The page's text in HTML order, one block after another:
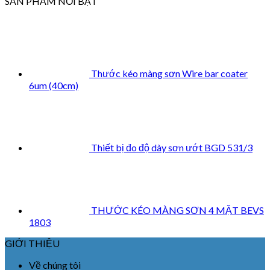
Thước kéo màng sơn Wire bar coater
6um (40cm)
Thiết bị đo độ dày sơn ướt BGD 531/3
THƯỚC KÉO MÀNG SƠN 4 MẶT BEVS
1803
GIỚI THIỆU
Về chúng tôi